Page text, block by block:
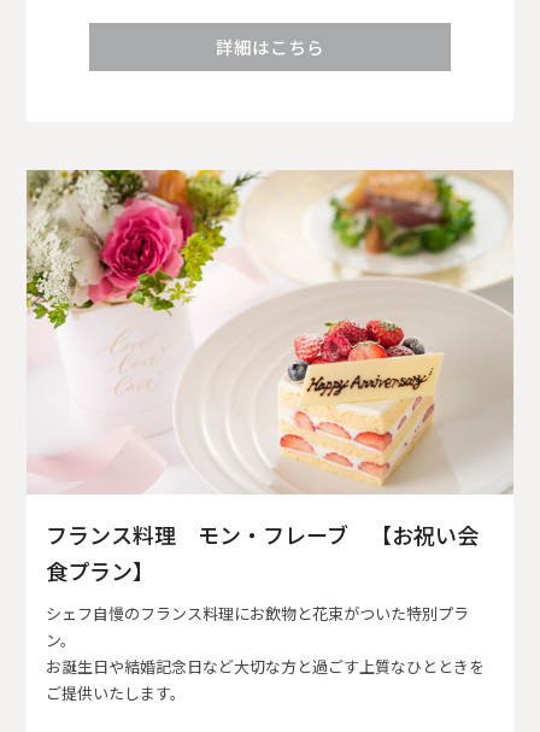
詳細はこちら
フランス料理 モン・フレーブ 【お祝い会
食プラン】
シェフ自慢のフランス料理にお飲物と花束がついた特別プラ
ン。
お誕生日や結婚記念日など大切な方と過ごす上質なひとときを
ご提供いたします。